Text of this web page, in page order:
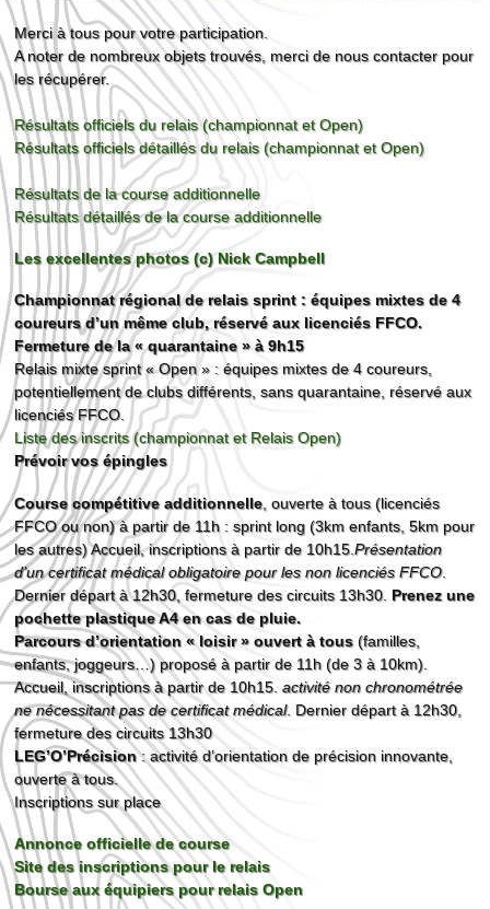
Merci à tous pour votre participation.
A noter de nombreux objets trouvés, merci de nous contacter pour
les récupérer.
Résultats officiels du relais (championnat et Open)
Résultats officiels détaillés du relais (championnat et Open)
Résultats de la course additionnelle
Résultats détaillés de la course additionnelle
Les excellentes photos (c) Nick Campbell
Championnat régional de relais sprint : équipes mixtes de 4
coureurs d’un même club, réservé aux licenciés FFCO.
Fermeture de la « quarantaine » à 9h15
Relais mixte sprint « Open » : équipes mixtes de 4 coureurs,
potentiellement de clubs différents, sans quarantaine, réservé aux
licenciés FFCO.
Liste des inscrits (championnat et Relais Open)
Prévoir vos épingles
Course compétitive additionnelle, ouverte à tous (licenciés
FFCO ou non) à partir de 11h : sprint long (3km enfants, 5km pour
les autres) Accueil, inscriptions à partir de 10h15.Présentation
d’un certificat médical obligatoire pour les non licenciés FFCO.
Dernier départ à 12h30, fermeture des circuits 13h30. Prenez une
pochette plastique A4 en cas de pluie.
Parcours d’orientation « loisir » ouvert à tous (familles,
enfants, joggeurs…) proposé à partir de 11h (de 3 à 10km).
Accueil, inscriptions à partir de 10h15.activité non chronométrée
ne nécessitant pas de certificat médical. Dernier départ à 12h30,
fermeture des circuits 13h30
LEG’O’Précision: activité d’orientation de précision innovante,
ouverte à tous.
Inscriptions sur place
Annonce officielle de course
Site des inscriptions pour le relais
Bourse aux équipiers pour relais Open